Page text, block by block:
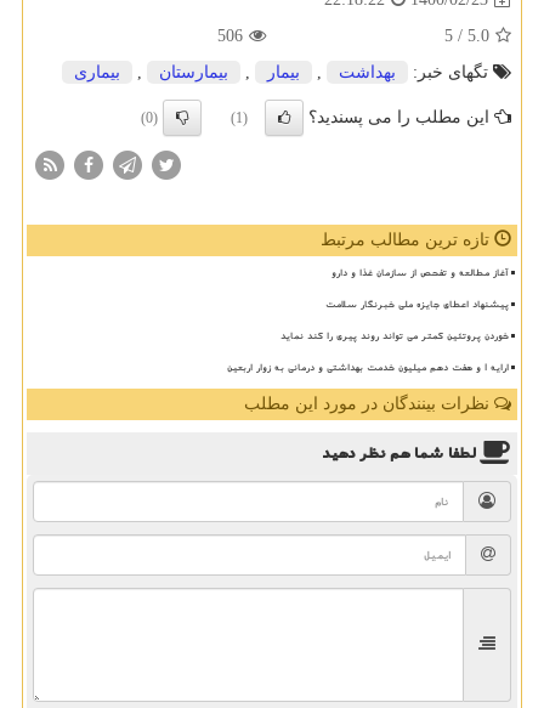
5.0
/ 5
506
تگهای خبر:
بهداشت , بیمار , بیمارستان , بیماری
این مطلب را می پسندید؟ (1)
(0)
تازه ترین مطالب مرتبط
آغاز مطالعه و تفحص از سازمان غذا و دارو
پیشنهاد اعطای جایزه ملی خبرنگار سلامت
خوردن پروتئین کمتر می تواند روند پیری را کند نماید
ارایه ۱ و هفت دهم میلیون خدمت بهداشتی و درمانی به زوار اربعین
نظرات بینندگان در مورد این مطلب
لطفا شما همنظر دهید